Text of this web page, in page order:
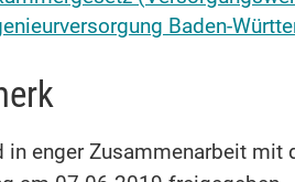
Baden-
in enger Zusammenarbeit